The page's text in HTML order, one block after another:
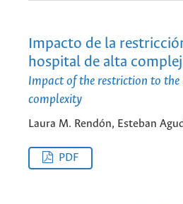
Impacto de la
hospital de alta
Impact of the restriction to
complexity
Laura M. Rendón, Esteban
PDF